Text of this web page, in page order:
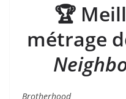
🏆
métrage
Brotherhood